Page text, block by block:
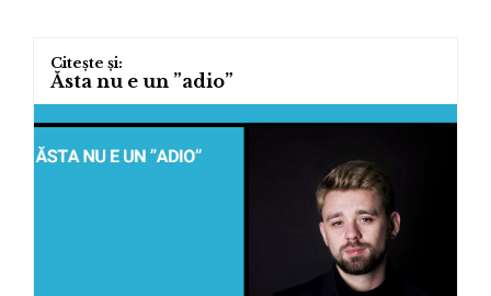
Ăsta nu e un ”adio”